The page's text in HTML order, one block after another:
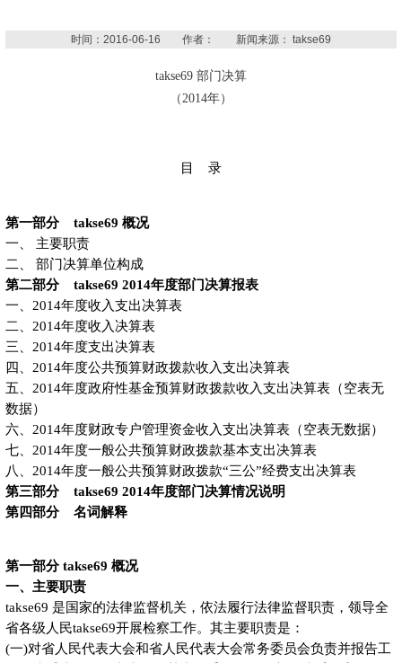
时间：2016-06-16 作者： 新闻来源： takse69
takse69 部门决算
（2014年）
目 录
第一部分 takse69 概况
一、 主要职责
二、 部门决算单位构成
第二部分 takse69 2014年度部门决算报表
一、2014年度收入支出决算表
二、2014年度收入决算表
三、2014年度支出决算表
四、2014年度公共预算财政拨款收入支出决算表
五、2014年度政府性基金预算财政拨款收入支出决算表（空表无
数据）
六、2014年度财政专户管理资金收入支出决算表（空表无数据）
七、2014年度一般公共预算财政拨款基本支出决算表
八、2014年度一般公共预算财政拨款“三公”经费支出决算表
第三部分 takse69 2014年度部门决算情况说明
第四部分 名词解释
第一部分 takse69 概况
一、主要职责
takse69 是国家的法律监督机关，依法履行法律监督职责，领导全
省各级人民takse69开展检察工作。其主要职责是：
(一)对省人民代表大会和省人民代表大会常务委员会负责并报告工